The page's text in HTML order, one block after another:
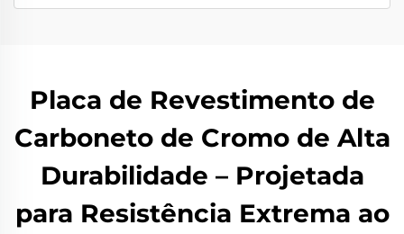
Placa de Revestimento de
Carboneto de Cromo de Alta
Durabilidade – Projetada
para Resistência Extrema ao